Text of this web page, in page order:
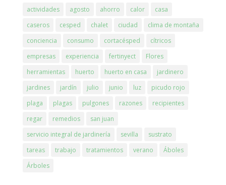
actividades agosto ahorro calor
casa
caseros
cesped chalet ciudad
clima de montaña
conciencia
consumo cortacésped
cítricos
empresas
experiencia fertinyect
Flores
herramientas
huerto huerto en casa
jardinero
jardines
jardín julio junio luz
picudo rojo
plaga
plagas pulgones razones
recipientes
regar
remedios
san juan
servicio integral de jardinería
sevilla
sustrato
tareas
trabajo tratamientos verano
Áboles
Árboles